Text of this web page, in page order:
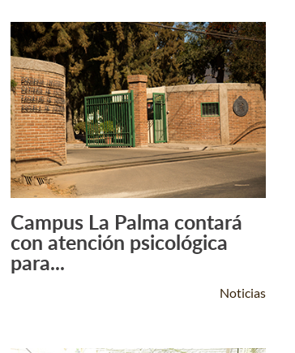
Leer Más +
Campus La Palma contará
con atención psicológica
para...
Noticias